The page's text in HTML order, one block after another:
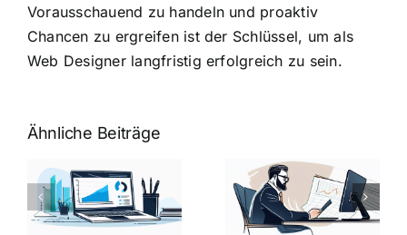
Vorausschauend zu handeln und proaktiv
Chancen zu ergreifen ist der Schlüssel, um als
Web Designer langfristig erfolgreich zu sein.
Ähnliche Beiträge
Fragen zum
Geschicktes
Ansprechen
der
Fragen: 77
Fragen und
kluge